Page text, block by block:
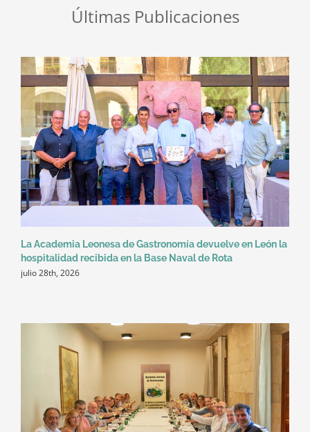
Últimas Publicaciones
La Academia Leonesa de Gastronomía devuelve en León la
hospitalidad recibida en la Base Naval de Rota
julio 28th, 2026